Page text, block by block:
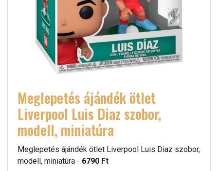
Meglepetés ájándék ötlet
Liverpool Luis Diaz szobor,
modell, miniatúra
Meglepetés ájándék ötlet Liverpool Luis Diaz szobor,
modell, miniatúra - 6790 Ft